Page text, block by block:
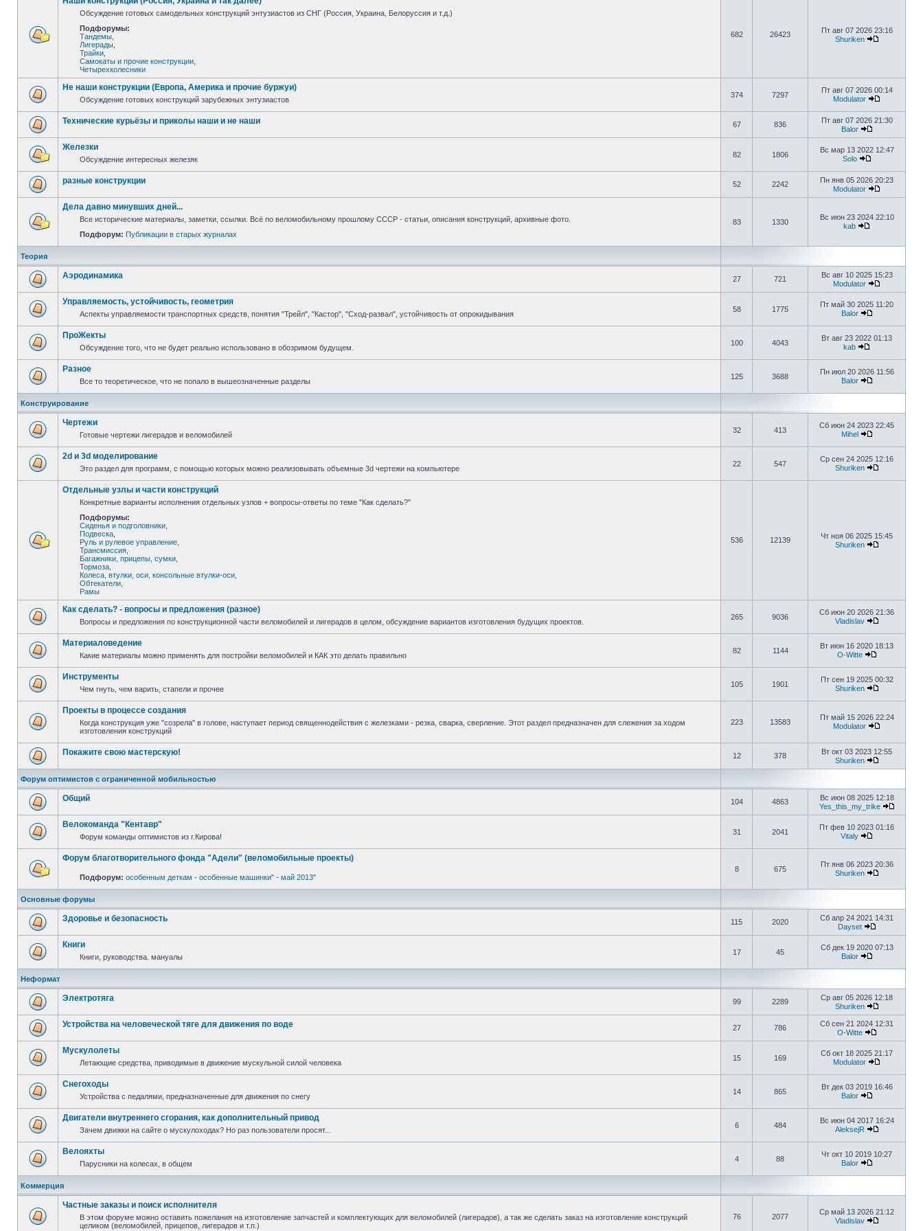
Обсуждение готовых самодельных конструкций энтузиастов из СНГ (Россия, Украина, Белоруссия и т.д.)
Подфорумы:
Тандемы
Лигерады
Трайки
Самокаты и прочие конструкции
Четырехколесники
682 26423
Пт авг 07 2026 23:16
Shuriken
Не наши конструкции (Европа, Америка и прочие буржуи)
Обсуждение готовых конструкций зарубежных энтузиастов
374 7297
Пт авг 07 2026 00:14
Modulator
Технические курьёзы и приколы наши и не наши 67 836
Пт авг 07 2026 21:30
Balor
Железки
Обсуждение интересных железяк
82 1806
Вс мар 13 2022 12:47
Solo
разные конструкции 52 2242
Пн янв 05 2026 20:23
Modulator
Дела давно минувших дней...
Все исторические материалы, заметки, ссылки. Всё по веломобильному прошлому СССР - статьи, описания конструкций, архивные фото.
Подфорум: Публикации в старых журналах
83 1330
Вс июн 23 2024 22:10
kab
Теория
Аэродинамика 27 721
Вс авг 10 2025 15:23
Modulator
Управляемость, устойчивость, геометрия
Аспекты управляемости транспортных средств, понятия "Трейл", "Кастор", "Сход-развал", устойчивость от опрокидывания
58 1775
Пт май 30 2025 11:20
Balor
ПроЖекты
Обсуждение того, что не будет реально использовано в обозримом будущем.
100 4043
Вт авг 23 2022 01:13
kab
Разное
Все то теоретическое, что не попало в вышеозначенные разделы
125 3688
Пн июл 20 2026 11:56
Balor
Конструирование
Чертежи
Готовые чертежи лигерадов и веломобилей
32 413
Сб июн 24 2023 22:45
Mihel
2d и 3d моделирование
Это раздел для программ, с помощью которых можно реализовывать объемные 3d чертежи на компьютере
22 547
Ср сен 24 2025 12:16
Shuriken
Отдельные узлы и части конструкций
Конкретные варианты исполнения отдельных узлов + вопросы-ответы по теме "Как сделать?"
Подфорумы:
Сиденья и подголовники
Подвеска
Руль и рулевое управление
Трансмиссия
Багажники, прицепы, сумки
Тормоза
Колеса, втулки, оси, консольные втулки-оси
Обтекатели
Рамы
536 12139
Чт ноя 06 2025 15:45
Shuriken
Как сделать? - вопросы и предложения (разное)
Вопросы и предложения по конструкционной части веломобилей и лигерадов в целом, обсуждение вариантов изготовления будущих проектов.
265 9036
Сб июн 20 2026 21:36
Vladislav
Материаловедение
Какие материалы можно применять для постройки веломобилей и КАК это делать правильно
82 1144
Вт июн 16 2020 18:13
O-Witte
Инструменты
Чем гнуть, чем варить, стапели и прочее
105 1901
Пт сен 19 2025 00:32
Shuriken
Проекты в процессе создания
Когда конструкция уже "созрела" в голове, наступает период священнодействия с железками - резка, сварка, сверление. Этот раздел предназначен для слежения за ходом
изготовления конструкций
223 13583
Пт май 15 2026 22:24
Modulator
Покажите свою мастерскую! 12 378
Вт окт 03 2023 12:55
Shuriken
Форум оптимистов с ограниченной мобильностью
Общий 104 4863
Вс июн 08 2025 12:18
Yes_this_my_trike
Велокоманда "Кентавр"
Форум команды оптимистов из г.Кирова!
31 2041
Пт фев 10 2023 01:16
Vitaly
Форум благотворительного фонда "Адели" (веломобильные проекты)
Подфорум: особенным деткам - особенные машинки" - май 2013"
8 675
Пт янв 06 2023 20:36
Shuriken
Основные форумы
Здоровье и безопасность 115 2020
Сб апр 24 2021 14:31
Dayset
Книги
Книги, руководства. мануалы
17 45
Сб дек 19 2020 07:13
Balor
Неформат
Электротяга 99 2289
Ср авг 05 2026 12:18
Shuriken
Устройства на человеческой тяге для движения по воде 27 786
Сб сен 21 2024 12:31
O-Witte
Мускулолеты
Летающие средства, приводимые в движение мускульной силой человека
15 169
Сб окт 18 2025 21:17
Modulator
Снегоходы
Устройства с педалями, предназначенные для движения по снегу
14 865
Вт дек 03 2019 16:46
Balor
Двигатели внутреннего сгорания, как дополнительный привод
Зачем движки на сайте о мускулоходах? Но раз пользователи просят...
6 484
Вс июн 04 2017 16:24
AleksejR
Велояхты
Парусники на колесах, в общем
4 88
Чт окт 10 2019 10:27
Balor
Коммерция
Частные заказы и поиск исполнителя
В этом форуме можно оставить пожелания на изготовление запчастей и комплектующих для веломобилей (лигерадов), а так же сделать заказ на изготовление конструкций
целиком (веломобилей, прицепов, лигерадов и т.п.)
76 2077
Ср май 13 2026 21:12
Vladislav